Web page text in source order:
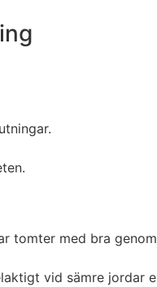
tomter med bra
vid sämre jordar